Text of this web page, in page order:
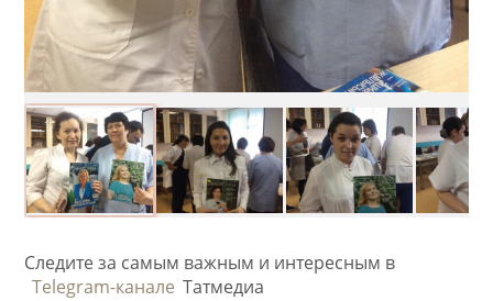
Следите за самым важным и интересным в
Telegram-канале Татмедиа